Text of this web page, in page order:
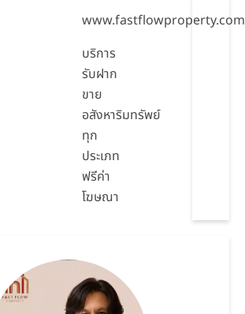
www.fastflowproperty.com
บริการ
รับฝาก
ขาย
อสังหาริมทรัพย์
ทุก
ประเภท
ฟรีค่า
โฆษณา